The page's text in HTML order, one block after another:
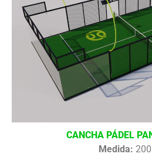
CANCHA PÁDEL
Medida: